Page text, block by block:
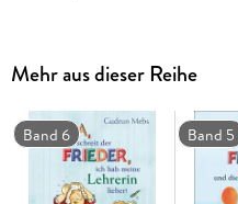
Mehr aus dieser Reihe
Band 6 Band 5